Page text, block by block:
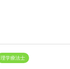
理学療法士